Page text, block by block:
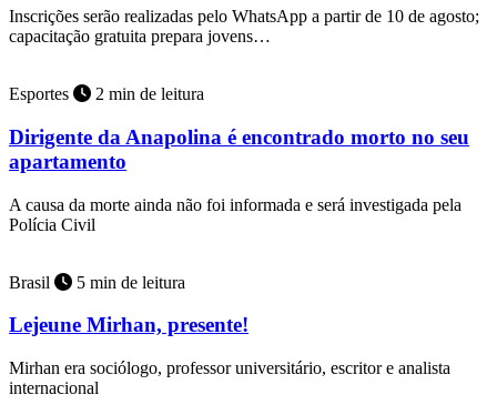
Inscrições serão realizadas pelo WhatsApp a partir de 10 de agosto;
capacitação gratuita prepara jovens…
Esportes 2 min de leitura
Dirigente da Anapolina é encontrado morto no seu
apartamento
A causa da morte ainda não foi informada e será investigada pela
Polícia Civil
Brasil 5 min de leitura
Lejeune Mirhan, presente!
Mirhan era sociólogo, professor universitário, escritor e analista
internacional